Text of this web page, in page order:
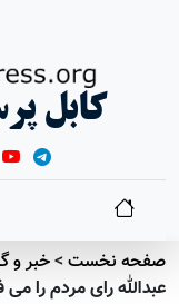
کابل
صفحه نخست>خبر و
عبدالله رای مردم را